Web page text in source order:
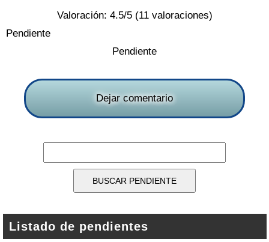
Valoración: 4.5/5 (11valoraciones)
Pendiente
Pendiente
Dejar comentario
Listado de pendientes